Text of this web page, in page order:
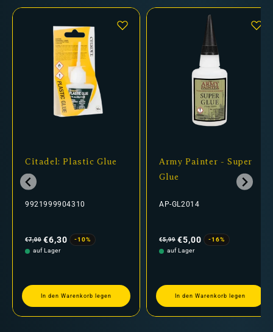
Citadel: Plastic Glue
9921999904310
Preis
€7,00 €6,30
-10%
auf Lager
In den Warenkorb legen
Army Painter - Super
Glue
AP-GL2014
Preis
€5,99 €5,00
-16%
auf Lager
In den Warenkorb legen